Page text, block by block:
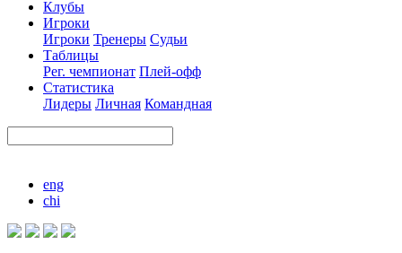
Клубы
Игроки
Игроки Тренеры Судьи
Таблицы
Рег. чемпионат Плей-офф
Статистика
Лидеры Личная Командная
eng
chi